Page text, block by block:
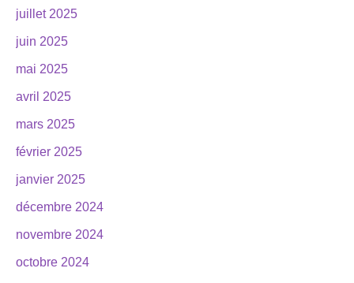
juillet 2025
juin 2025
mai 2025
avril 2025
mars 2025
février 2025
janvier 2025
décembre 2024
novembre 2024
octobre 2024